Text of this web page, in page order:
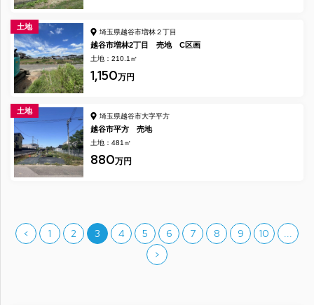
土地
埼玉県越谷市増林２丁目
越谷市増林2丁目 売地 C区画
土地：210.1㎡
1,150万円
土地
埼玉県越谷市大字平方
越谷市平方 売地
土地：481㎡
880万円
< 1 2 3 4 5 6 7 8 9 10
...
>